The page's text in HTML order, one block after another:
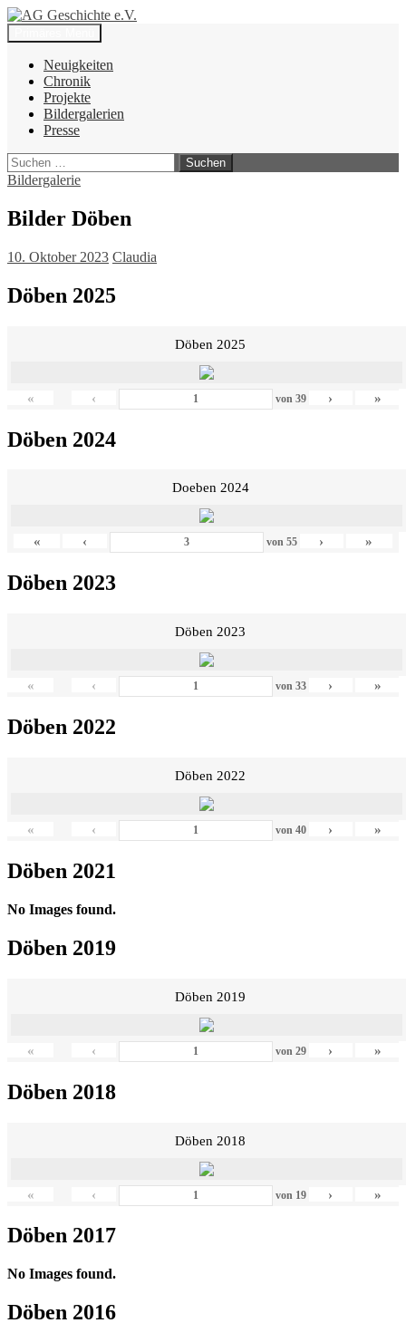
Zum
Inhalt
springen
AG Geschichte e.V.
Suchen
Neuigkeiten
Chronik
Projekte
Bildergalerien
Presse
Suchen
nach:
Bildergalerie
Bilder Döben
10. Oktober 2023 Claudia
Döben 2025
Döben 2025
« ‹ von 39 › »
Döben 2024
Doeben 2024
« ‹ von 55 › »
Döben 2023
Döben 2023
« ‹ von 33 › »
Döben 2022
Döben 2022
« ‹ von 40 › »
Döben 2021
No Images found.
Döben 2019
Döben 2019
« ‹ von 29 › »
Döben 2018
Döben 2018
« ‹ von 19 › »
Döben 2017
No Images found.
Döben 2016